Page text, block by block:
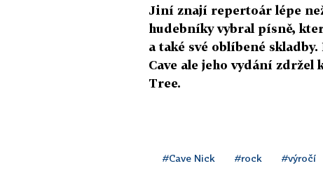
Jiní znají repertoár lépe
hudebníky vybral písně,
a také své oblíbené
Cave ale jeho vydání
Tree.
#Cave Nick #rock #výročí